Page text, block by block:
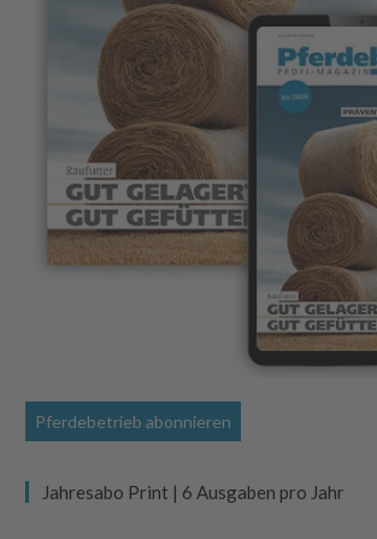
Pferdebetrieb abonnieren
Jahresabo Print | 6 Ausgaben pro Jahr